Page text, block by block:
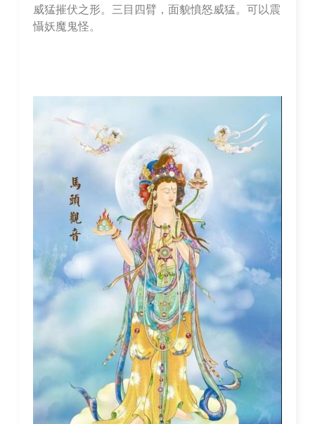
威猛摧伏之形。三目四臂，面貌憤怒威猛。可以震
懾妖魔鬼怪。